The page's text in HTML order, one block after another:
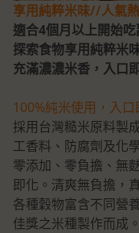
享用純粹米味//人氣
適合4個月以上開始
探索食物享用純粹米
充滿濃濃米香，入口
100%純米使用，入
採用台灣糙米原料製
工香料、防腐劑及化
零添加、零負擔、無
即化。清爽無負擔，
各種穀物富含不同營
佳獎之米種製作而成。